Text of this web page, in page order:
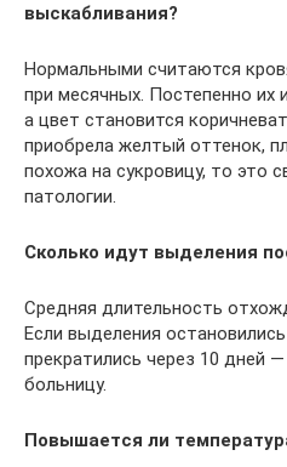
выскабливания?
Нормальными считаются
при месячных. Постепенно их
а цвет становится
приобрела желтый оттенок,
похожа на сукровицу, то это
патологии.
Сколько идут выделения
Средняя длительность
Если выделения
прекратились через 10 дней
больницу.
Повышается ли